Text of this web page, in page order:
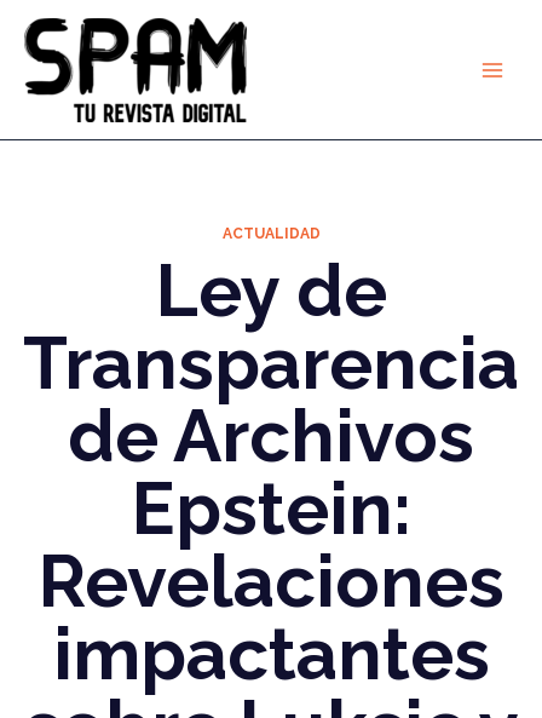
contenido
ACTUALIDAD
Ley de
Transparencia
de Archivos
Epstein:
Revelaciones
impactantes